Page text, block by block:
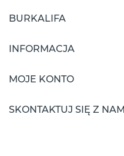
BURKALIFA
INFORMACJA
MOJE KONTO
SKONTAKTUJ SIĘ Z NAMI